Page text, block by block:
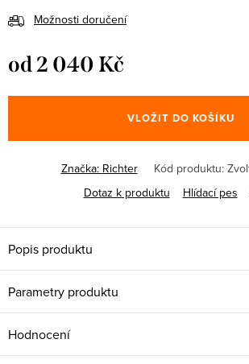
Možnosti doručení
od2 040 Kč
cena:
VLOŽIT DO KOŠÍKU
Značka: Richter Kód produktu:
Dotaz k produktu
Hlídací pes
Popis produktu
Parametry produktu
Hodnocení